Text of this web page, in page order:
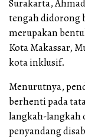
Surakarta,
tengah didorong
merupakan
Kota Makassar,
kota inklusif.
Menurutnya,
berhenti pada
langkah-langkah
penyandang